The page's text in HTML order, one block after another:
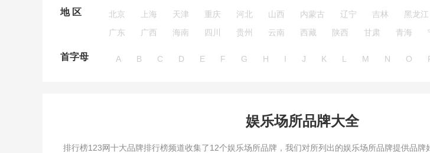
地 区 北京 上海 天津 重庆 河北 山西 内蒙古 辽宁 吉林 黑龙江
广东
广西 海南 四川 贵州 云南 西藏 陕西 甘肃 青海
首字母 A B C D E F G H I J K L M N O
娱乐场所品牌大全
排行榜123网十大品牌排行榜频道收集了12个娱乐场所品牌，我们对所列出的娱乐场所品牌提供品牌